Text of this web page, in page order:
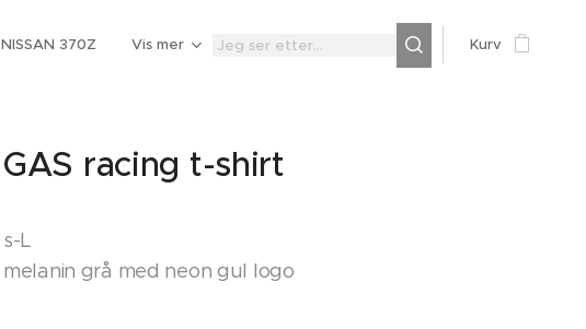
NISSAN 370Z Vis mer Kurv
GAS racing t-shirt
s-L
melanin grå med neon gul logo